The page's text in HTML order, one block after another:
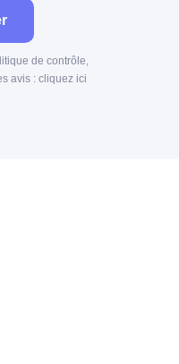
de contrôle,
avis : cliquez ici